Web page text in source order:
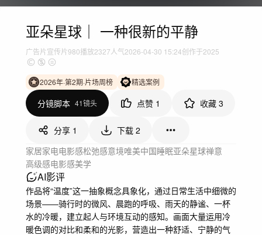
亚朵星球｜ 一种很新的平静
广告片宣传片980播放2327人气2026-04-30 15:24创作于2025
2026年·第2期·片场周榜 精选案例
分镜脚本 41镜头 点赞 1 收藏 3
分享 1 下载 2
家居家电电影感松弛感意境唯美中国睡眠亚朵星球禅意
高级感电影感美学
AI影评
作品将“温度”这一抽象概念具象化，通过日常生活中细微的
场景——骑行时的微风、晨跑的呼吸、雨天的静谧、一杯
水的冷暖，建立起人与环境互动的感知。画面大量运用冷
暖色调的对比和柔和的光影，营造出一种舒适、宁静的气